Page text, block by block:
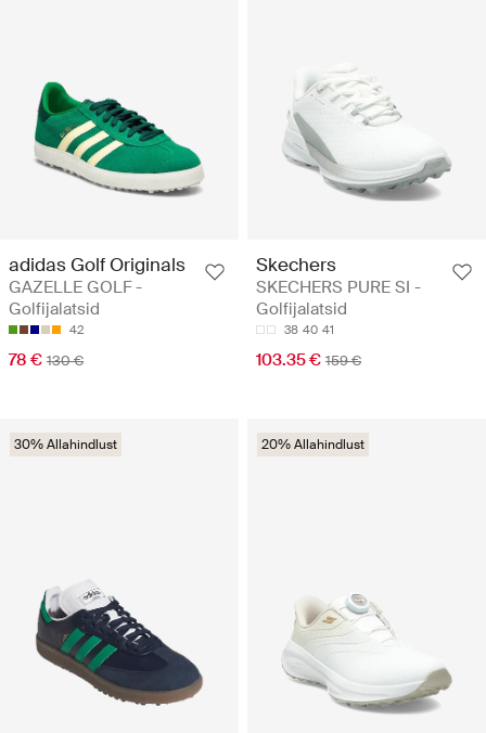
adidas Golf Originals
GAZELLE GOLF -
Golfijalatsid
42
78 € 130 €
Skechers
SKECHERS PURE SI -
Golfijalatsid
38 40 41
103.35 € 159 €
30% Allahindlust 20% Allahindlust